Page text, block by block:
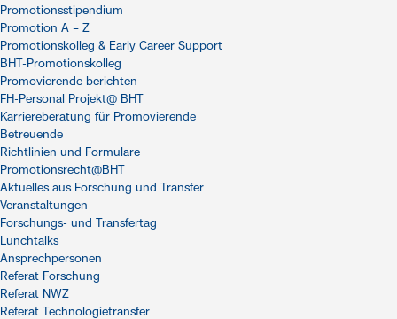
Promotionsstipendium
Promotion A – Z
Promotionskolleg & Early Career Support
BHT-Promotionskolleg
Promovierende berichten
FH-Personal Projekt@ BHT
Karriereberatung für Promovierende
Betreuende
Richtlinien und Formulare
Promotionsrecht@BHT
Aktuelles aus Forschung und Transfer
Veranstaltungen
Forschungs- und Transfertag
Lunchtalks
Ansprechpersonen
Referat Forschung
Referat NWZ
Referat Technologietransfer